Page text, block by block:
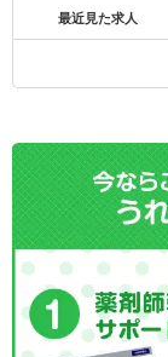
最近見た求人